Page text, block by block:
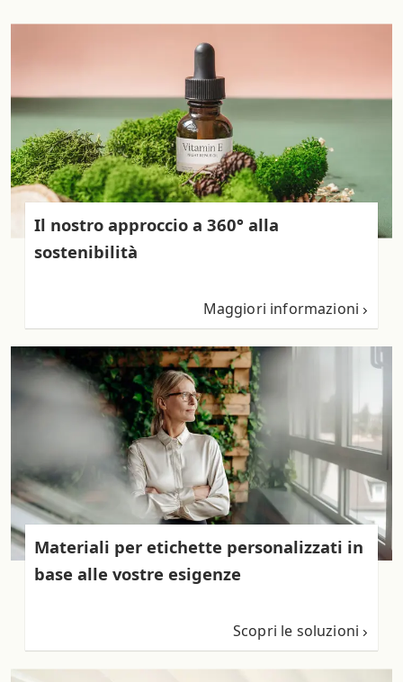
Il nostro approccio a 360° alla
sostenibilità
Maggiori informazioni
Materiali per etichette personalizzati in
base alle vostre esigenze
Scopri le soluzioni